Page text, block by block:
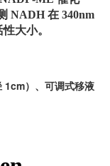
NADH 在 340nm
大小。
1cm）、可调式移液